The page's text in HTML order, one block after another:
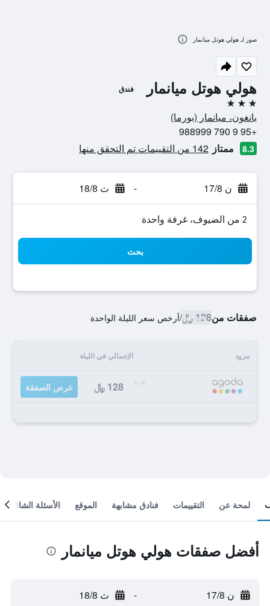
هولي هوتل ميانمار فندق
3 نجوم
يانغون، ميانمار (بورما)
+95 9 790 988999
8.3 ممتاز 142 من التقييمات تم التحقق منها
ن 17/8 - ث 18/8
2 من الضيوف، غرفة واحدة
بحث
صفقات من128 ﷼ /أرخص سعر الليلة الواحدة
مزود الإجمالي في الليلة
128 ﷼ عرض الصفقة
صور لـ هولي هوتل ميانمار
لمحة عن التقييمات فنادق مشابهة الموقع الأسئلة الشائعة
أفضل صفقات هولي هوتل ميانمار
ن 17/8 - ث 18/8